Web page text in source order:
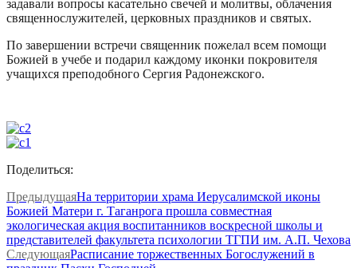
задавали вопросы касательно свечей и молитвы, облачения
священнослужителей, церковных праздников и святых.
По завершении встречи священник пожелал всем помощи
Божией в учебе и подарил каждому иконки покровителя
учащихся преподобного Сергия Радонежского.
Поделиться:
ПредыдущаяНа территории храма Иерусалимской иконы
Божией Матери г. Таганрога прошла совместная
экологическая акция воспитанников воскресной школы и
представителей факультета психологии ТГПИ им. А.П. Чехова
СледующаяРасписание торжественных Богослужений в